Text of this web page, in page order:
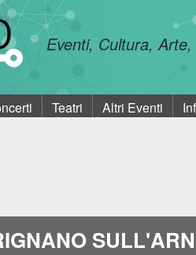
Eventi, Cultura,
Teatri Altri Eventi